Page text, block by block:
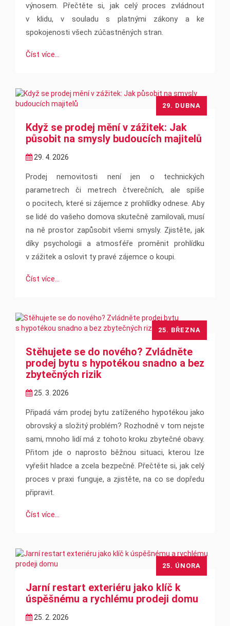
výnosem. Přečtěte si, jak celý proces zvládnout
v klidu, v souladu s platnými zákony a ke
spokojenosti všech zúčastněných stran.
Číst více...
29. DUBNA
Když se prodej mění v zážitek: Jak
působit na smysly budoucích majitelů
29. 4. 2026
Prodej nemovitosti není jen o technických
parametrech či metrech čtverečních, ale spíše
o pocitech, které si zájemce z prohlídky odnese. Aby
se lidé do vašeho domova skutečně zamilovali, musí
na ně prostor zapůsobit všemi smysly. Zjistěte, jak
díky psychologii a atmosféře proměnit prohlídku
v zážitek a oslovit ty pravé zájemce o koupi.
Číst více...
25. BŘEZNA
Stěhujete se do nového? Zvládněte
prodej bytu s hypotékou snadno a bez
zbytečných rizik
25. 3. 2026
Připadá vám prodej bytu zatíženého hypotékou jako
obrovský a složitý problém? Rozhodně v tom nejste
sami, mnoho lidí má z tohoto kroku zbytečné obavy.
Přitom jde o naprosto běžnou situaci, kterou lze
vyřešit hladce a zcela bezpečně. Přečtěte si, jak celý
proces v praxi funguje, a zjistěte, na co se dopředu
připravit.
Číst více...
25. ÚNORA
Jarní restart exteriéru jako klíč k
úspěšnému a rychlému prodeji domu
25. 2. 2026